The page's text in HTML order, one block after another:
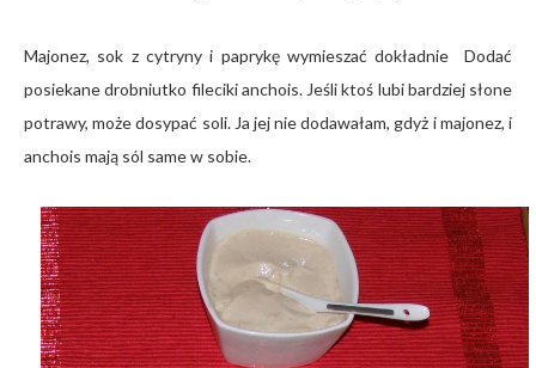
Majonez, sok z cytryny i paprykę wymieszać dokładnie Dodać
posiekane drobniutko fileciki anchois. Jeśli ktoś lubi bardziej słone
potrawy, może dosypać soli. Ja jej nie dodawałam, gdyż i majonez, i
anchois mają sól same w sobie.